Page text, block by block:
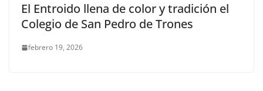
El Entroido llena de color y tradición el
Colegio de San Pedro de Trones
febrero 19, 2026